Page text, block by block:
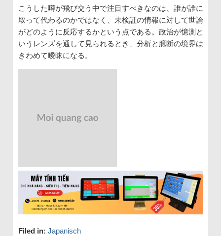
こうした噂が飛び交う中で注目すべきなのは、誰が誰に
取って代わるのかではなく、未検証の情報に対して世論
がどのように反応するかという点である。政治が憶測と
いうレンズを通して見られるとき、分析と臆断の境界は
きわめて曖昧になる。
Filed in: Japanisch